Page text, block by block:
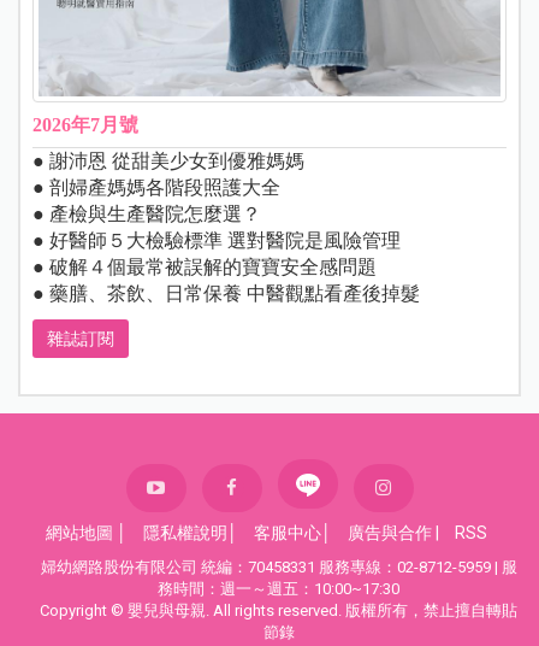
2026年7月號
● 謝沛恩 從甜美少女到優雅媽媽
● 剖婦產媽媽各階段照護大全
● 產檢與生產醫院怎麼選？
● 好醫師５大檢驗標準 選對醫院是風險管理
● 破解４個最常被誤解的寶寶安全感問題
● 藥膳、茶飲、日常保養 中醫觀點看產後掉髮
雜誌訂閱
網站地圖 隱私權說明 客服中心 廣告與合作 RSS
婦幼網路股份有限公司 統編：70458331 服務專線：02-8712-5959 | 服
務時間：週一～週五：10:00~17:30
Copyright © 嬰兒與母親. All rights reserved. 版權所有，禁止擅自轉貼
節錄